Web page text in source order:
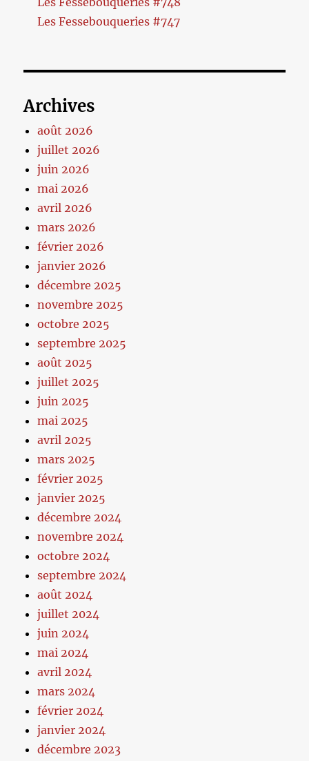
Les Fessebouqueries #747
Archives
août 2026
juillet 2026
juin 2026
mai 2026
avril 2026
mars 2026
février 2026
janvier 2026
décembre 2025
novembre 2025
octobre 2025
septembre 2025
août 2025
juillet 2025
juin 2025
mai 2025
avril 2025
mars 2025
février 2025
janvier 2025
décembre 2024
novembre 2024
octobre 2024
septembre 2024
août 2024
juillet 2024
juin 2024
mai 2024
avril 2024
mars 2024
février 2024
janvier 2024
décembre 2023